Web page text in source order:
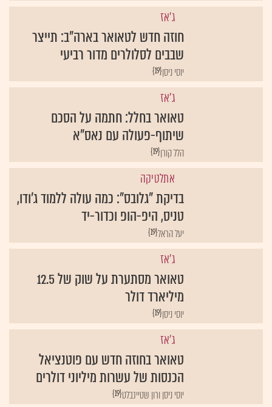
ג'אז
חוזה חדש לטאואר בארה"ב: תייצר
שבבים לסלולרים מדור רביעי
{19}יוסי ניסן
ג'אז
טאואר בחלל: חתמה על הסכם
שיתוף-פעולה עם נאס"א
{19}הלל קורן
אתלטיקה
בדיקת "גלובס": כמה עולה ללמוד ג'ודו,
טניס, היפ-הופ וכדור-יד
{19}יעל הראל
ג'אז
טאואר מסתערת על שוק של 12.5
מיליארד דולר
{19}יוסי ניסן
ג'אז
טאואר בחוזה חדש עם פוטנציאל
הכנסות של עשרות מיליוני דולרים
{19}יוסי ניסן ורון שטיינבלט